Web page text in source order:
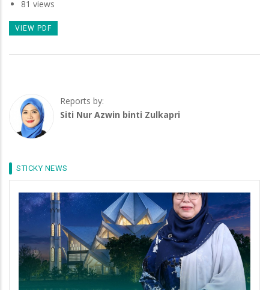
81 views
VIEW PDF
Reports by:
Siti Nur Azwin binti Zulkapri
STICKY NEWS